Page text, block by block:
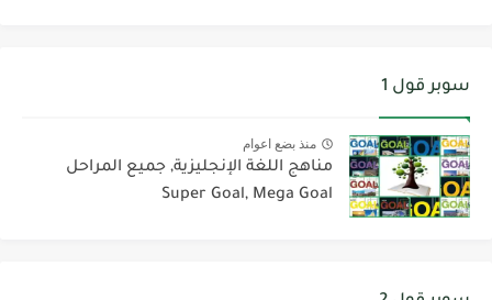
سوبر قول 1
منذ بضع اعوام
مناهج اللغة الإنجليزية, جميع المراحل
Super Goal, Mega Goal